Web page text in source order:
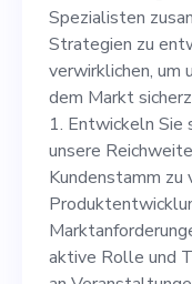
um
Position
sicherzustellen.
Aufgaben: 1. Entwickeln Sie
Spezialisten
Strategien zu
verwirklichen, um
dem Markt
1. Entwickeln Sie
unsere
Kundenstamm zu
aktive Rolle und